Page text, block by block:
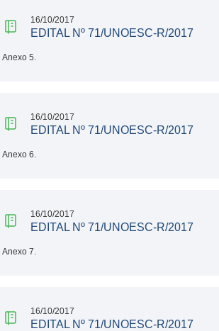
16/10/2017
EDITAL Nº 71/UNOESC-R/2017
Anexo 5.
16/10/2017
EDITAL Nº 71/UNOESC-R/2017
Anexo 6.
16/10/2017
EDITAL Nº 71/UNOESC-R/2017
Anexo 7.
16/10/2017
EDITAL Nº 71/UNOESC-R/2017